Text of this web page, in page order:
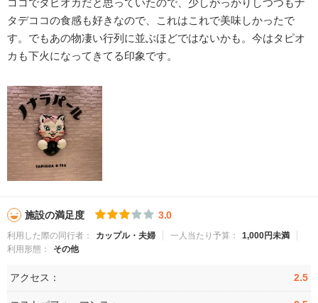
ココでタピオカだと思っていたので、少しがっかりしつつもナ
タデココの食感も好きなので、これはこれで美味しかったで
す。でもあの物凄い行列に並ぶほどではないかも。今はタピオ
カも下火になってきてる印象です。
施設の満足度 3.0
利用した際の同行者： カップル・夫婦 一人当たり予算：
1,000円未満
利用形態：
その他
アクセス： 2.5